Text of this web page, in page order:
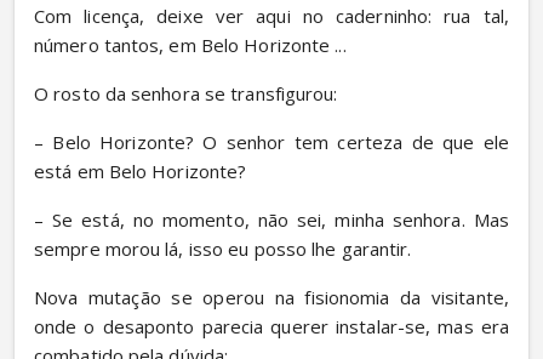
Com licença, deixe ver aqui no caderninho: rua tal,
número tantos, em Belo Horizonte ...
O rosto da senhora se transfigurou:
– Belo Horizonte? O senhor tem certeza de que ele
está em Belo Horizonte?
– Se está, no momento, não sei, minha senhora. Mas
sempre morou lá, isso eu posso lhe garantir.
Nova mutação se operou na fisionomia da visitante,
onde o desaponto parecia querer instalar-se, mas era